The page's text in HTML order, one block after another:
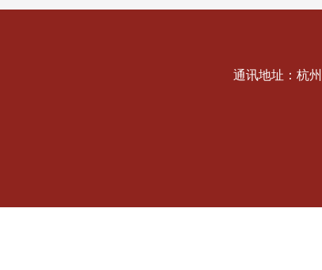
通讯地址：杭